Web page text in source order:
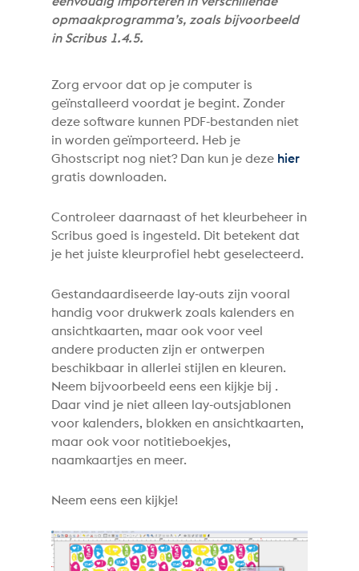
opmaakprogramma’s, zoals bijvoorbeeld
in Scribus 1.4.5.
Zorg ervoor datop je computer is
geïnstalleerd voordat je begint. Zonder
deze software kunnen PDF-bestanden niet
inworden geïmporteerd. Heb je
Ghostscript nog niet? Dan kun je deze hier
gratis downloaden.
Controleer daarnaast of het kleurbeheer in
Scribus goed is ingesteld. Dit betekent dat
je het juiste kleurprofiel hebt geselecteerd.
Gestandaardiseerde lay-outs zijn vooral
handig voor drukwerk zoals kalenders en
ansichtkaarten, maar ook voor veel
andere producten zijn er ontwerpen
beschikbaar in allerlei stijlen en kleuren.
Neem bijvoorbeeld eens een kijkje bij .
Daar vind je niet alleen lay-outsjablonen
voor kalenders, blokken en ansichtkaarten,
maar ook voor notitieboekjes,
naamkaartjes en meer.
Neem eens een kijkje!